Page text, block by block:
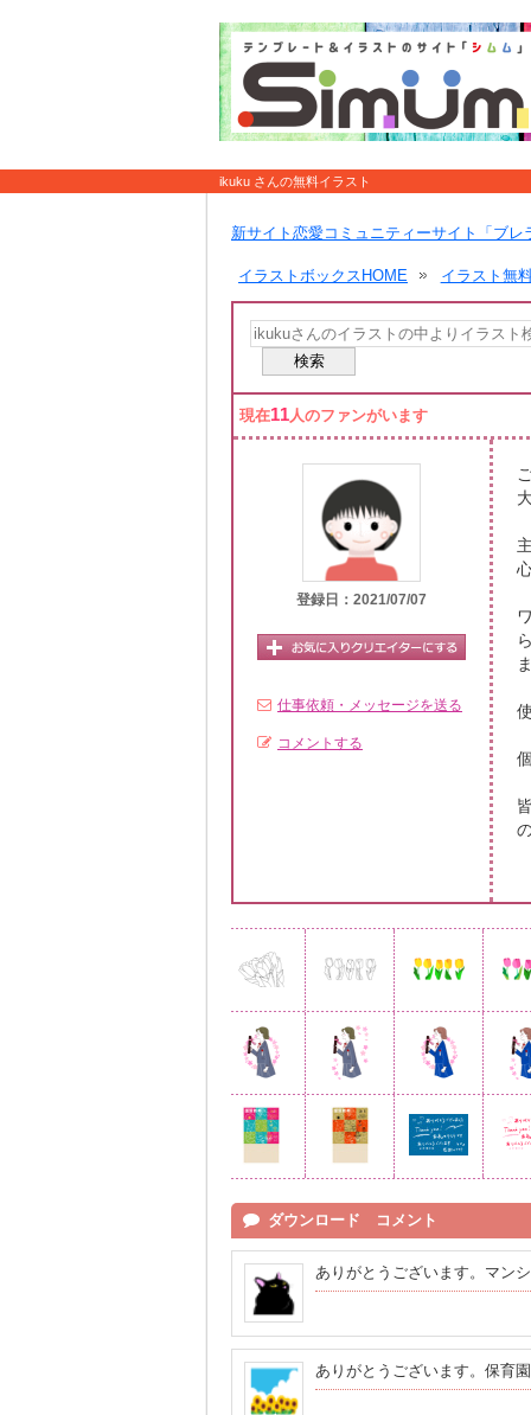
ikuku さんの無料イラスト
新サイト恋愛コミュニティーサイト「ブレ
イラストボックスHOME イラスト無
現在11人のファンがいます
登録日：2021/07/07
仕事依頼・メッセージを送る
コメントする
ダウンロード コメント
ありがとうございます。マン
ありがとうございます。保育